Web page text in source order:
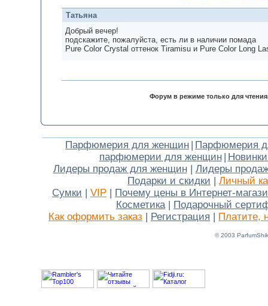
Татьяна
Добрый вечер!
подскажите, пожалуйста, есть ли в наличии помада
Pure Color Crystal оттенок Tiramisu и Pure Color Long
Форум в режиме только для
Парфюмерия для женщин | Парфюмерия
парфюмерии для женщин |
Лидеры продаж для женщин| Лидеры
Подарки и скидки | Личный
Сумки | VIP | Почему цены в Интернет-
Косметика| Подарочный
Как оформить заказ | Регистрация | Платите,
© 2003